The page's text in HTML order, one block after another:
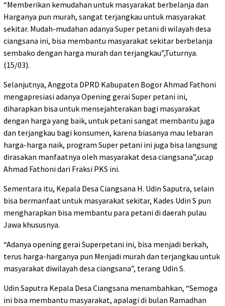
“Memberikan kemudahan untuk masyarakat berbelanja dan
Harganya pun murah, sangat terjangkau untuk masyarakat
sekitar. Mudah-mudahan adanya Super petani di wilayah desa
ciangsana ini, bisa membantu masyarakat sekitar berbelanja
sembako dengan harga murah dan terjangkau”,Tuturnya.
(15/03).
Selanjutnya, Anggota DPRD Kabupaten Bogor Ahmad Fathoni
mengapresiasi adanya Opening gerai Super petani ini,
diharapkan bisa untuk mensejahterakan bagi masyarakat
dengan harga yang baik, untuk petani sangat membantu juga
dan terjangkau bagi konsumen, karena biasanya mau lebaran
harga-harga naik, program Super petani ini juga bisa langsung
dirasakan manfaatnya oleh masyarakat desa ciangsana”,ucap
Ahmad Fathoni dari Fraksi PKS ini.
Sementara itu, Kepala Desa Ciangsana H. Udin Saputra, selain
bisa bermanfaat untuk masyarakat sekitar, Kades Udin S pun
mengharapkan bisa membantu para petani di daerah pulau
Jawa khususnya.
“Adanya opening gerai Superpetani ini, bisa menjadi berkah,
terus harga-harganya pun Menjadi murah dan terjangkau untuk
masyarakat diwilayah desa ciangsana”, terang Udin S.
Udin Saputra Kepala Desa Ciangsana menambahkan, “Semoga
ini bisa membantu masyarakat, apalagi di bulan Ramadhan